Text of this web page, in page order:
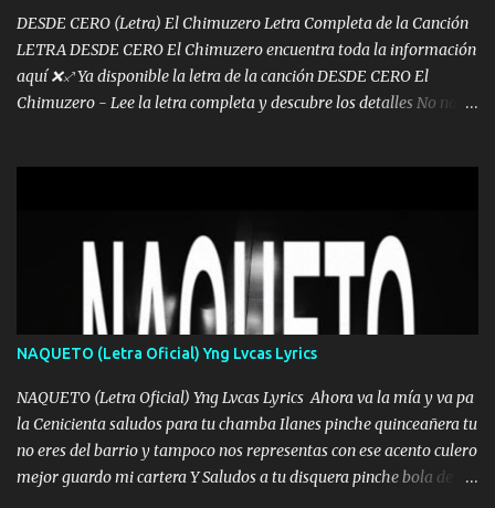
DESDE CERO (Letra) El Chimuzero Letra Completa de la Canción
LETRA DESDE CERO El Chimuzero encuentra toda la información
aquí ❌♐ Ya disponible la letra de la canción DESDE CERO El
Chimuzero - Lee la letra completa y descubre los detalles No nací
❌ www.elnorteduro.com ❌ Yo No limito los Sueños , si no existe
Uno pues Hallamos Modos , Si me caigo me Levanto, Aprendo Del
Error Y me sacudo El Lodo ❌ www.elnorteduro.com ❌ El Dinero
No me falta Pero Tampoco me Estorba , Por Eso Manejo Todo
Bien Regido Por mis Normas . Aquí no Se Sufre de Ego vengo Desde
Abajo y me costó subir Fue Con Trabajo Y Esfuerzo, Nada es
Regalado Me Super Invertir A Mí lado Una Princesa que A pesar de
Todo Siempre a estado ahí . Hecho pa...
NAQUETO (Letra Oficial) Yng Lvcas Lyrics
NAQUETO (Letra Oficial) Yng Lvcas Lyrics Ahora va la mía y va pa
la Cenicienta saludos para tu chamba Ilanes pinche quinceañera tu
no eres del barrio y tampoco nos representas con ese acento culero
mejor guardo mi cartera Y Saludos a tu disquera pinche bola de